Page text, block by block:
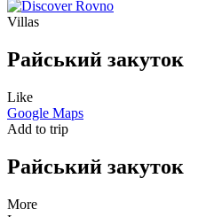
Villas
Райський закуток
Like
Google Maps
Add to trip
Райський закуток
More